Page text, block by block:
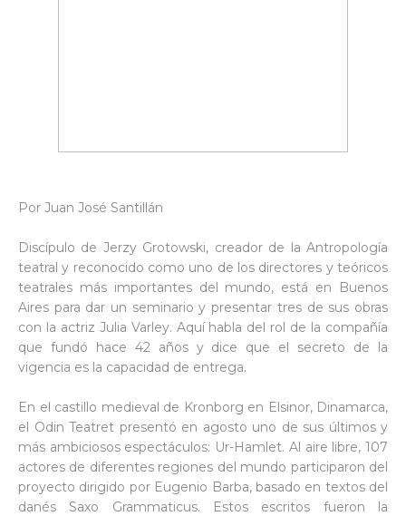
Por Juan José Santillán
Discípulo de Jerzy Grotowski, creador de la Antropología
teatral y reconocido como uno de los directores y teóricos
teatrales más importantes del mundo, está en Buenos
Aires para dar un seminario y presentar tres de sus obras
con la actriz Julia Varley. Aquí habla del rol de la compañía
que fundó hace 42 años y dice que el secreto de la
vigencia es la capacidad de entrega.
En el castillo medieval de Kronborg en Elsinor, Dinamarca,
el Odin Teatret presentó en agosto uno de sus últimos y
más ambiciosos espectáculos: Ur-Hamlet. Al aire libre, 107
actores de diferentes regiones del mundo participaron del
proyecto dirigido por Eugenio Barba, basado en textos del
danés Saxo Grammaticus. Estos escritos fueron la